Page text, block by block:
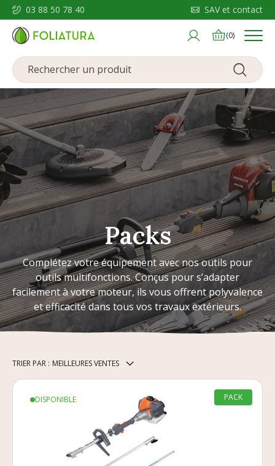
03 88 50 78 40 SAV et contact
(0) Menu
Packs
Complétez votre équipement avec nos outils pour
outils multifonctions. Conçus pour s’adapter
facilement à votre moteur, ils vous offrent polyvalence
et efficacité dans tous vos travaux extérieurs.
TRIER PAR : MEILLEURES VENTES
DISPONIBLE PACK